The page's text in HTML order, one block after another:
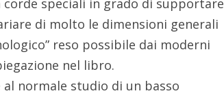
corde speciali in grado di supportare
di molto le dimensioni generali
reso possibile dai moderni
nel libro.
normale studio di un basso